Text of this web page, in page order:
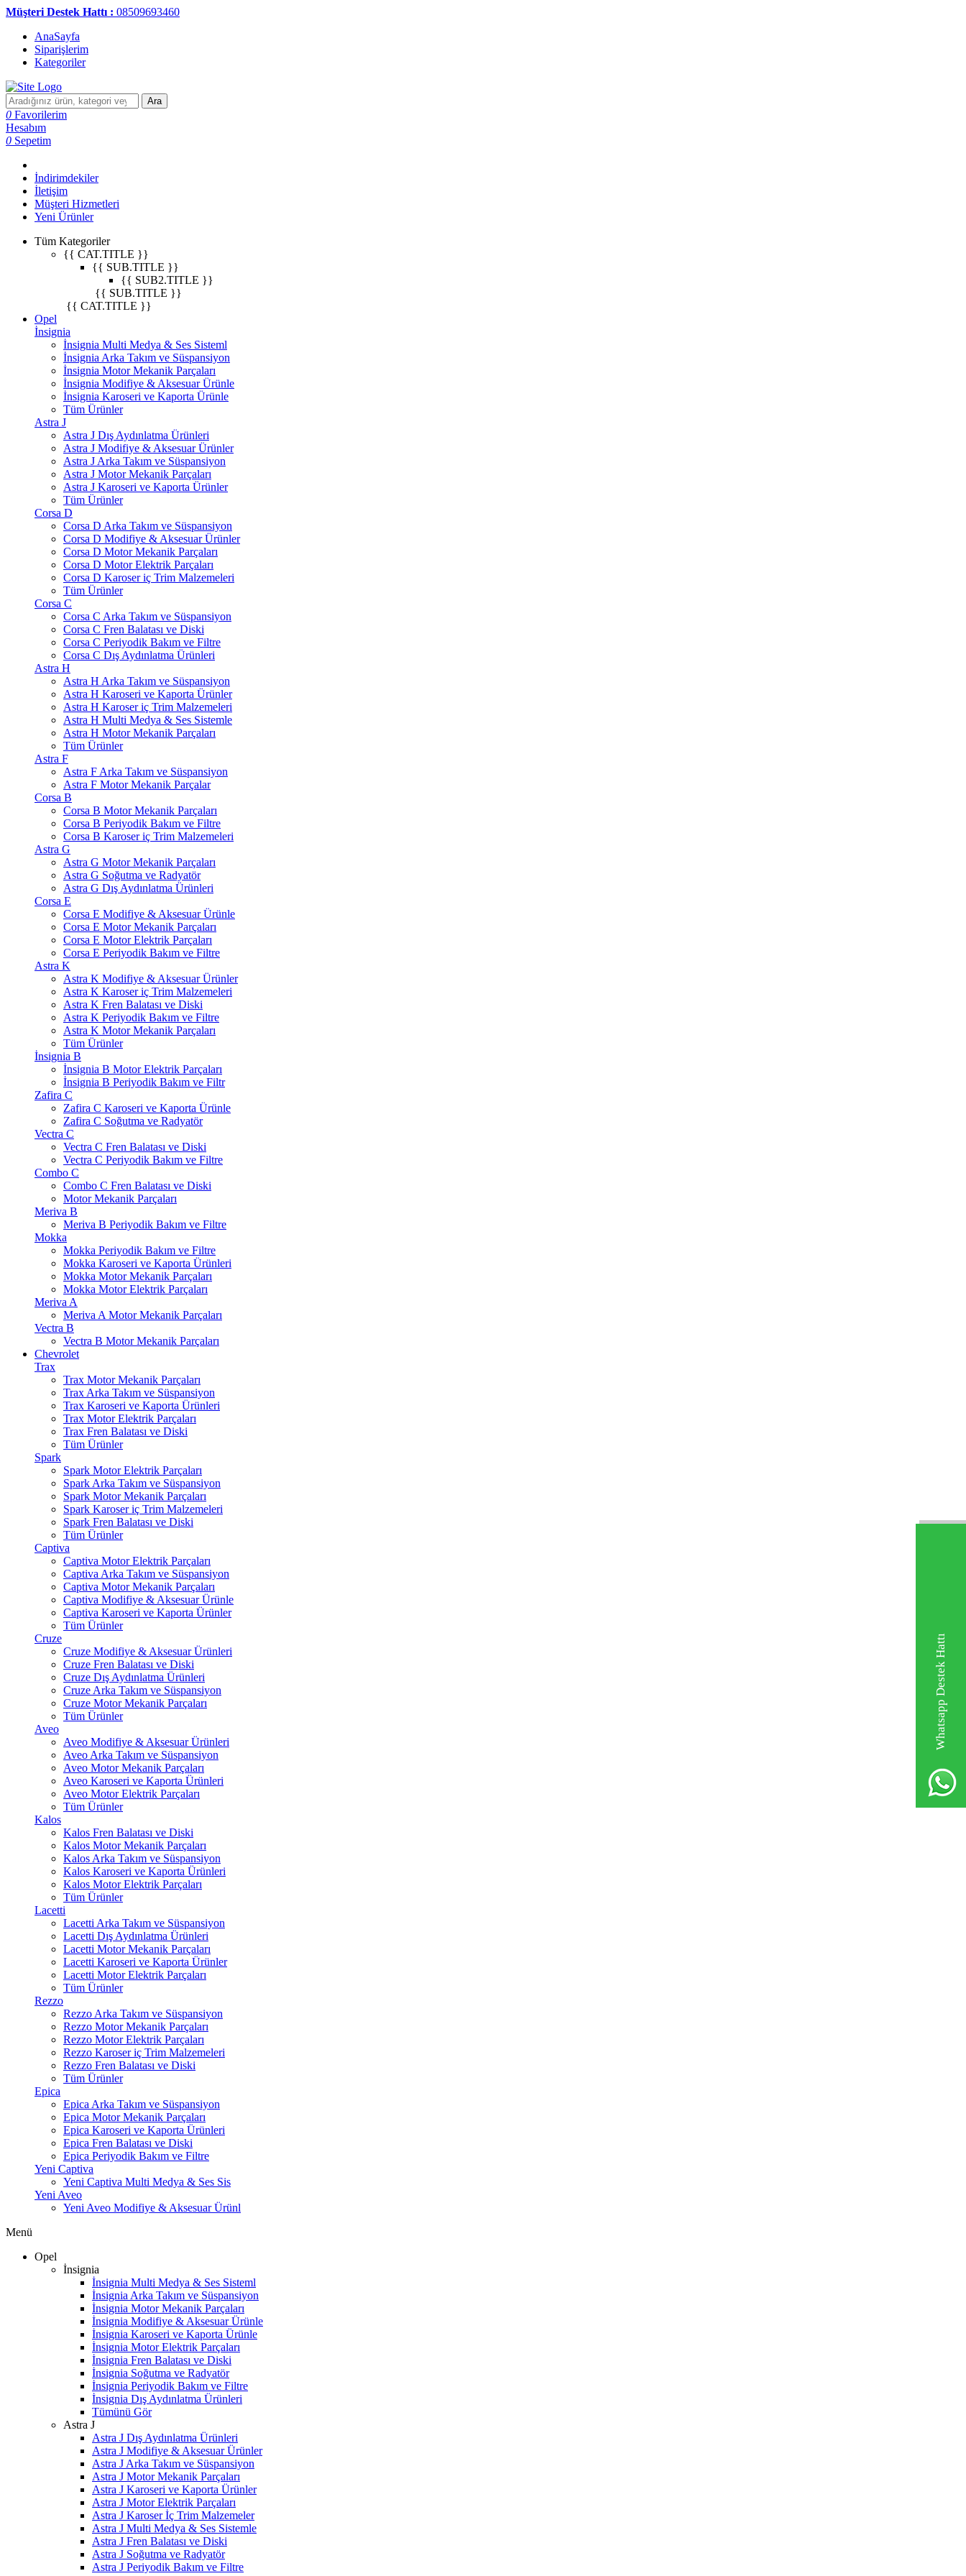
Whatsapp Destek Hattı
Müşteri Destek Hattı : 08509693460
AnaSayfa
Siparişlerim
Kategoriler
Ara
0 Favorilerim
Hesabım
0 Sepetim
İndirimdekiler
İletişim
Müşteri Hizmetleri
Yeni Ürünler
Tüm Kategoriler
{{ CAT.TITLE }}
{{ SUB.TITLE }}
{{ SUB2.TITLE }}
{{ SUB.TITLE }}
{{ CAT.TITLE }}
Opel
İnsignia
İnsignia Multi Medya & Ses Sisteml
İnsignia Arka Takım ve Süspansiyon
İnsignia Motor Mekanik Parçaları
İnsignia Modifiye & Aksesuar Ürünle
İnsignia Karoseri ve Kaporta Ürünle
Tüm Ürünler
Astra J
Astra J Dış Aydınlatma Ürünleri
Astra J Modifiye & Aksesuar Ürünler
Astra J Arka Takım ve Süspansiyon
Astra J Motor Mekanik Parçaları
Astra J Karoseri ve Kaporta Ürünler
Tüm Ürünler
Corsa D
Corsa D Arka Takım ve Süspansiyon
Corsa D Modifiye & Aksesuar Ürünler
Corsa D Motor Mekanik Parçaları
Corsa D Motor Elektrik Parçaları
Corsa D Karoser iç Trim Malzemeleri
Tüm Ürünler
Corsa C
Corsa C Arka Takım ve Süspansiyon
Corsa C Fren Balatası ve Diski
Corsa C Periyodik Bakım ve Filtre
Corsa C Dış Aydınlatma Ürünleri
Astra H
Astra H Arka Takım ve Süspansiyon
Astra H Karoseri ve Kaporta Ürünler
Astra H Karoser iç Trim Malzemeleri
Astra H Multi Medya & Ses Sistemle
Astra H Motor Mekanik Parçaları
Tüm Ürünler
Astra F
Astra F Arka Takım ve Süspansiyon
Astra F Motor Mekanik Parçalar
Corsa B
Corsa B Motor Mekanik Parçaları
Corsa B Periyodik Bakım ve Filtre
Corsa B Karoser iç Trim Malzemeleri
Astra G
Astra G Motor Mekanik Parçaları
Astra G Soğutma ve Radyatör
Astra G Dış Aydınlatma Ürünleri
Corsa E
Corsa E Modifiye & Aksesuar Ürünle
Corsa E Motor Mekanik Parçaları
Corsa E Motor Elektrik Parçaları
Corsa E Periyodik Bakım ve Filtre
Astra K
Astra K Modifiye & Aksesuar Ürünler
Astra K Karoser iç Trim Malzemeleri
Astra K Fren Balatası ve Diski
Astra K Periyodik Bakım ve Filtre
Astra K Motor Mekanik Parçaları
Tüm Ürünler
İnsignia B
İnsignia B Motor Elektrik Parçaları
İnsignia B Periyodik Bakım ve Filtr
Zafira C
Zafira C Karoseri ve Kaporta Ürünle
Zafira C Soğutma ve Radyatör
Vectra C
Vectra C Fren Balatası ve Diski
Vectra C Periyodik Bakım ve Filtre
Combo C
Combo C Fren Balatası ve Diski
Motor Mekanik Parçaları
Meriva B
Meriva B Periyodik Bakım ve Filtre
Mokka
Mokka Periyodik Bakım ve Filtre
Mokka Karoseri ve Kaporta Ürünleri
Mokka Motor Mekanik Parçaları
Mokka Motor Elektrik Parçaları
Meriva A
Meriva A Motor Mekanik Parçaları
Vectra B
Vectra B Motor Mekanik Parçaları
Chevrolet
Trax
Trax Motor Mekanik Parçaları
Trax Arka Takım ve Süspansiyon
Trax Karoseri ve Kaporta Ürünleri
Trax Motor Elektrik Parçaları
Trax Fren Balatası ve Diski
Tüm Ürünler
Spark
Spark Motor Elektrik Parçaları
Spark Arka Takım ve Süspansiyon
Spark Motor Mekanik Parçaları
Spark Karoser iç Trim Malzemeleri
Spark Fren Balatası ve Diski
Tüm Ürünler
Captiva
Captiva Motor Elektrik Parçaları
Captiva Arka Takım ve Süspansiyon
Captiva Motor Mekanik Parçaları
Captiva Modifiye & Aksesuar Ürünle
Captiva Karoseri ve Kaporta Ürünler
Tüm Ürünler
Cruze
Cruze Modifiye & Aksesuar Ürünleri
Cruze Fren Balatası ve Diski
Cruze Dış Aydınlatma Ürünleri
Cruze Arka Takım ve Süspansiyon
Cruze Motor Mekanik Parçaları
Tüm Ürünler
Aveo
Aveo Modifiye & Aksesuar Ürünleri
Aveo Arka Takım ve Süspansiyon
Aveo Motor Mekanik Parçaları
Aveo Karoseri ve Kaporta Ürünleri
Aveo Motor Elektrik Parçaları
Tüm Ürünler
Kalos
Kalos Fren Balatası ve Diski
Kalos Motor Mekanik Parçaları
Kalos Arka Takım ve Süspansiyon
Kalos Karoseri ve Kaporta Ürünleri
Kalos Motor Elektrik Parçaları
Tüm Ürünler
Lacetti
Lacetti Arka Takım ve Süspansiyon
Lacetti Dış Aydınlatma Ürünleri
Lacetti Motor Mekanik Parçaları
Lacetti Karoseri ve Kaporta Ürünler
Lacetti Motor Elektrik Parçaları
Tüm Ürünler
Rezzo
Rezzo Arka Takım ve Süspansiyon
Rezzo Motor Mekanik Parçaları
Rezzo Motor Elektrik Parçaları
Rezzo Karoser iç Trim Malzemeleri
Rezzo Fren Balatası ve Diski
Tüm Ürünler
Epica
Epica Arka Takım ve Süspansiyon
Epica Motor Mekanik Parçaları
Epica Karoseri ve Kaporta Ürünleri
Epica Fren Balatası ve Diski
Epica Periyodik Bakım ve Filtre
Yeni Captiva
Yeni Captiva Multi Medya & Ses Sis
Yeni Aveo
Yeni Aveo Modifiye & Aksesuar Ürünl
Menü
Opel
İnsignia
İnsignia Multi Medya & Ses Sisteml
İnsignia Arka Takım ve Süspansiyon
İnsignia Motor Mekanik Parçaları
İnsignia Modifiye & Aksesuar Ürünle
İnsignia Karoseri ve Kaporta Ürünle
İnsignia Motor Elektrik Parçaları
İnsignia Fren Balatası ve Diski
İnsignia Soğutma ve Radyatör
İnsignia Periyodik Bakım ve Filtre
İnsignia Dış Aydınlatma Ürünleri
Tümünü Gör
Astra J
Astra J Dış Aydınlatma Ürünleri
Astra J Modifiye & Aksesuar Ürünler
Astra J Arka Takım ve Süspansiyon
Astra J Motor Mekanik Parçaları
Astra J Karoseri ve Kaporta Ürünler
Astra J Motor Elektrik Parçaları
Astra J Karoser İç Trim Malzemeler
Astra J Multi Medya & Ses Sistemle
Astra J Fren Balatası ve Diski
Astra J Soğutma ve Radyatör
Astra J Periyodik Bakım ve Filtre